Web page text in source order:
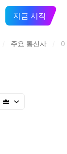
지금 시작
주요 통신사